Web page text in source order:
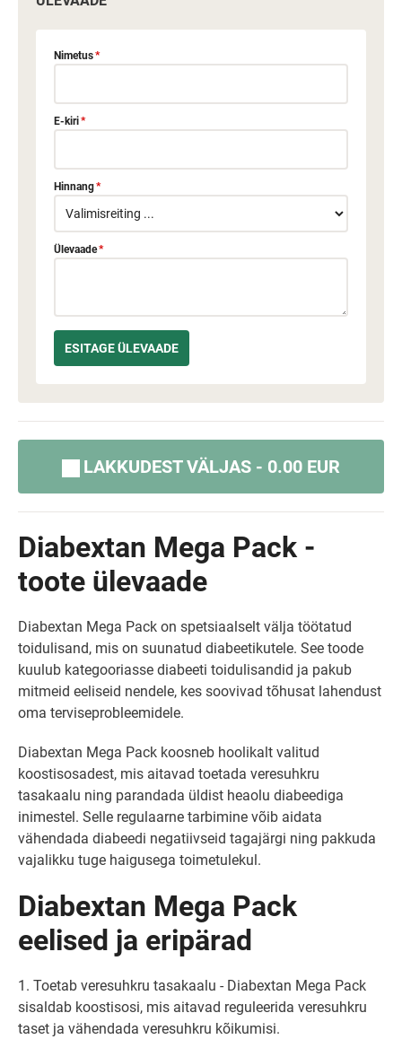
Nimetus*
E-kiri*
Hinnang*
Ülevaade*
LAKKUDEST VÄLJAS - 0.00 EUR
Diabextan Mega Pack -
toote ülevaade
Diabextan Mega Pack on spetsiaalselt välja töötatud
toidulisand, mis on suunatud diabeetikutele. See toode
kuulub kategooriasse diabeeti toidulisandid ja pakub
mitmeid eeliseid nendele, kes soovivad tõhusat lahendust
oma terviseprobleemidele.
Diabextan Mega Pack koosneb hoolikalt valitud
koostisosadest, mis aitavad toetada veresuhkru
tasakaalu ning parandada üldist heaolu diabeediga
inimestel. Selle regulaarne tarbimine võib aidata
vähendada diabeedi negatiivseid tagajärgi ning pakkuda
vajalikku tuge haigusega toimetulekul.
Diabextan Mega Pack
eelised ja eripärad
1. Toetab veresuhkru tasakaalu - Diabextan Mega Pack
sisaldab koostisosi, mis aitavad reguleerida veresuhkru
taset ja vähendada veresuhkru kõikumisi.